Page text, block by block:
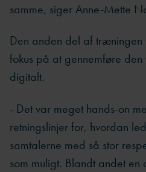
samme, siger Anne-Mette
Den anden del af
fokus på at gennemføre
digitalt.
- Det var meget hands-on
retningslinjer for, hvordan
samtalerne med så stor
som muligt. Blandt andet